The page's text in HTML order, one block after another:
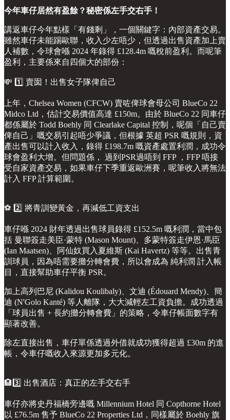
今年車仔居然有盈餘？秘密係左手交右手！
講返車仔今年點樣「有錢剩」，一個關鍵字：內部資產交易。
雖然車仔未能踢歐聯，收入少左唔少，但透過出售資產加上賣
人補數，令球會喺 2024 年錄得 £128.4m 嘅稅前盈利。而呢筆
盈利，主要係來自四個大的部份：
💸 1️⃣ 賣囡！出售女子隊俾自己
上年，Chelsea Women (CFCW) 賣咗俾球會母公司 BlueCo 22
Midco Ltd，估計交易價值高達 £150m。由於 BlueCo 22 同車仔
都係屬於 Todd Boehly 同 Clearlake Capital 控制，呢個「自己賣
俾自己」嘅交易引起唔少爭議，但根據 英超 PSR 嘅規則，資
產出售可以計入收入，錄得 £198.7m 嘅資產處置利潤，成功令
球會盈利大增。但問題係， 過到PSR過唔到 FFP ，FFP 唔接
受自家資產交易，如果車仔下季重返歐洲賽，呢筆收入將無法
計入 FFP 計算範圍。
⚽️ 2️⃣ 將青訓變黃金，再減低工資支出
車仔喺 2024 財年透過出售球員錄得 £152.5m 嘅利潤，當中包
括 曼聯簽走美臣·蒙特 (Mason Mount)、多蒙特簽走伊恩·馬臣
(Ian Maatsen)、阿仙奴買入夏維斯 (Kai Havertz) 等等。出售青
訓球員，因為唔需要攤分轉會費，所以會成為 純利潤 計入帳
目，直接幫助車仔平衡 PSR。
加上高列巴尼 (Kalidou Koulibaly)、文迪 (Édouard Mendy)、簡
迪 (N'Golo Kanté) 等人離隊，大大減輕左工資負擔。成功透過
「球員出售 + 長約攤分轉會費」的策略，令車仔帳面數字有
顯著改善。
除左直接出售，車仔單係透過外借就成功獲得超過 £30m 的進
帳，令車仔嘅收入來源更加多元化。
🏨3️⃣ 出售酒店：真正的左手交右手
車仔亦將史丹福橋旁邊嘅 Millennium Hotel 同 Copthorne Hotel
以 £76.5m 售予 BlueCo 22 Properties Ltd，同樣屬於 Boehly 旗